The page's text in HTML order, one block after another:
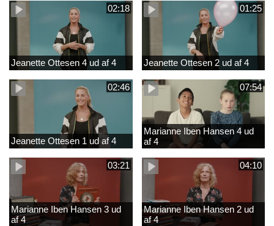
02:18
Jeanette Ottesen 4 ud af 4
01:25
Jeanette Ottesen 2 ud af 4
02:46
Jeanette Ottesen 1 ud af 4
07:54
Marianne Iben Hansen 4 ud
af 4
03:21
Marianne Iben Hansen 3 ud
af 4
04:10
Marianne Iben Hansen 2 ud
af 4